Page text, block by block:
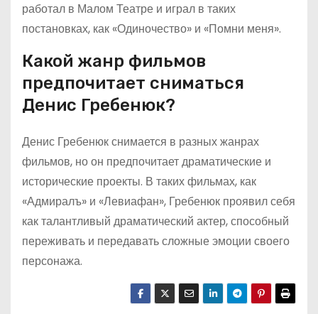
работал в Малом Театре и играл в таких
постановках, как «Одиночество» и «Помни меня».
Какой жанр фильмов
предпочитает сниматься
Денис Гребенюк?
Денис Гребенюк снимается в разных жанрах
фильмов, но он предпочитает драматические и
исторические проекты. В таких фильмах, как
«Адмиралъ» и «Левиафан», Гребенюк проявил себя
как талантливый драматический актер, способный
переживать и передавать сложные эмоции своего
персонажа.